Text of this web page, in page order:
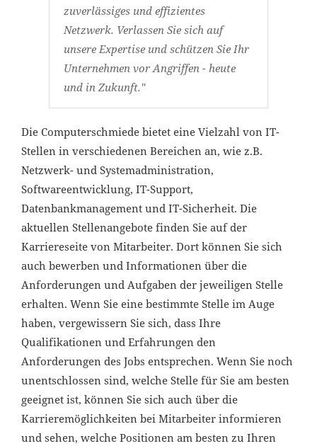
zuverlässiges und effizientes
Netzwerk. Verlassen Sie sich auf
unsere Expertise und schützen Sie Ihr
Unternehmen vor Angriffen - heute
und in Zukunft."
Die Computerschmiede bietet eine Vielzahl von IT-
Stellen in verschiedenen Bereichen an, wie z.B.
Netzwerk- und Systemadministration,
Softwareentwicklung, IT-Support,
Datenbankmanagement und IT-Sicherheit. Die
aktuellen Stellenangebote finden Sie auf der
Karriereseite von Mitarbeiter. Dort können Sie sich
auch bewerben und Informationen über die
Anforderungen und Aufgaben der jeweiligen Stelle
erhalten. Wenn Sie eine bestimmte Stelle im Auge
haben, vergewissern Sie sich, dass Ihre
Qualifikationen und Erfahrungen den
Anforderungen des Jobs entsprechen. Wenn Sie noch
unentschlossen sind, welche Stelle für Sie am besten
geeignet ist, können Sie sich auch über die
Karrieremöglichkeiten bei Mitarbeiter informieren
und sehen, welche Positionen am besten zu Ihren